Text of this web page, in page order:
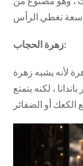
زهرة الحجاب:
لأنه يشبه زهرة
، لكنه يتمتع